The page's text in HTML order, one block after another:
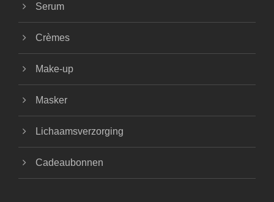
Serum
Crèmes
Make-up
Masker
Lichaamsverzorging
Cadeaubonnen